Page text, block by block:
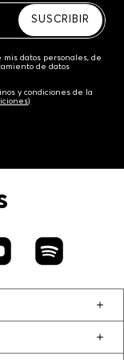
SUSCRIBIR
mis datos personales, de
de datos
y condiciones de la